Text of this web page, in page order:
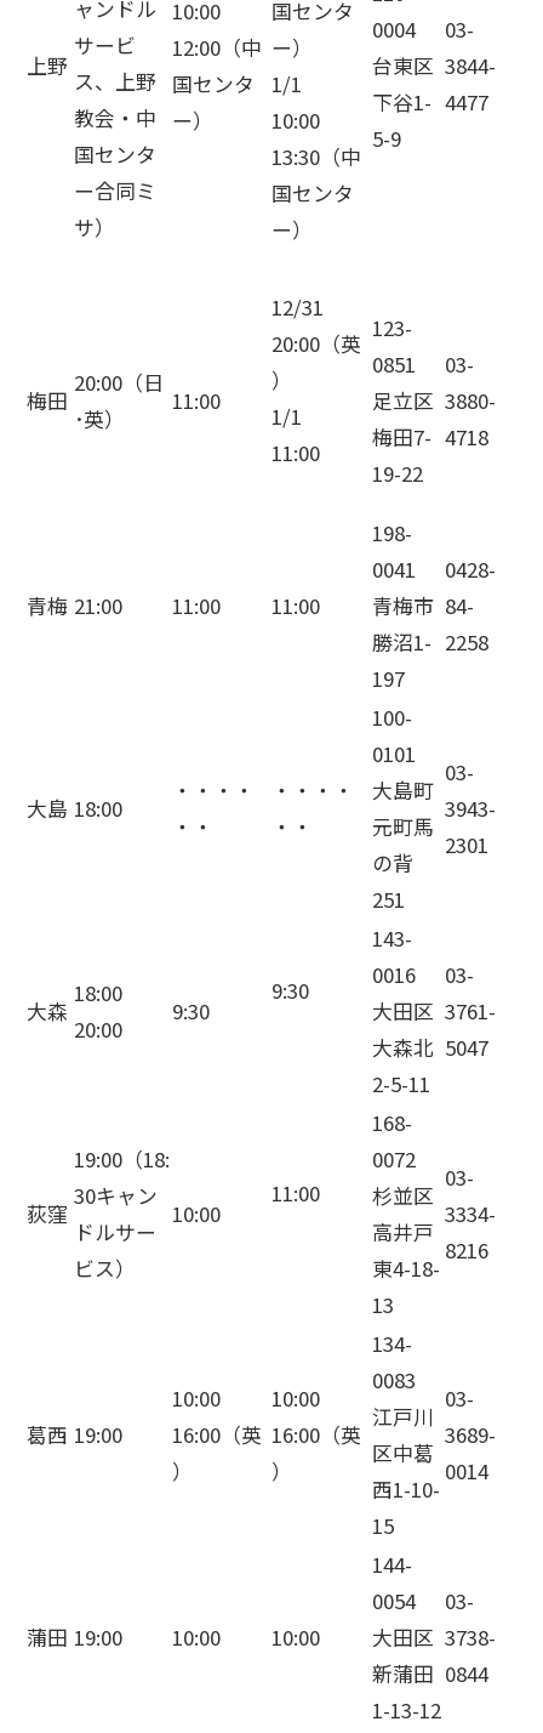
上野
ャンドル
サービ
ス、上野
教会・中
国センタ
ー合同ミ
サ）
10:00
12:00（中
国センタ
ー）
国センタ
ー）
1/1
10:00
13:30（中
国センタ
ー）
0004
台東区
下谷1-
5-9
03-
3844-
4477
梅田
20:00（日
･英）
11:00
12/31
20:00（英
）
1/1
11:00
123-
0851
足立区
梅田7-
19-22
03-
3880-
4718
青梅 21:00 11:00 11:00
198-
0041
青梅市
勝沼1-
197
0428-
84-
2258
大島 18:00
・・・・
・・
・・・・
・・
100-
0101
大島町
元町馬
の背
251
03-
3943-
2301
大森
18:00
20:00
9:30
9:30
143-
0016
大田区
大森北
2-5-11
03-
3761-
5047
荻窪
19:00（18:
30キャン
ドルサー
ビス）
10:00
11:00
168-
0072
杉並区
高井戸
東4-18-
13
03-
3334-
8216
葛西 19:00
10:00
16:00（英
）
10:00
16:00（英
）
134-
0083
江戸川
区中葛
西1-10-
15
03-
3689-
0014
蒲田 19:00 10:00 10:00
144-
0054
大田区
新蒲田
1-13-12
03-
3738-
0844